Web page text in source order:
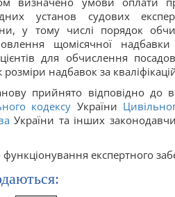
установ судових
у тому числі порядок
щомісячної
для обчислення
розміри надбавок за
прийнято відповідно до
кодексу України
України та інших
експертного